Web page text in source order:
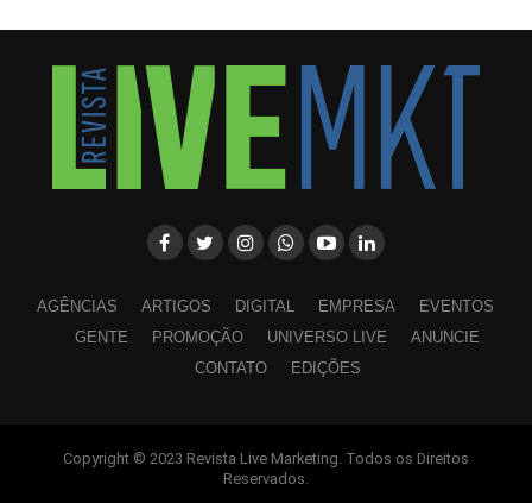
AGÊNCIAS ARTIGOS DIGITAL EMPRESA
EVENTOS
GENTE
PROMOÇÃO UNIVERSO LIVE
ANUNCIE
CONTATO
EDIÇÕES
Copyright © 2023 Revista Live Marketing. Todos os Direitos
Reservados.
WhatsAppFacebook LinkedInPinterest